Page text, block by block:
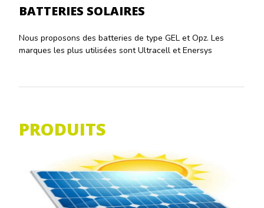
BATTERIES SOLAIRES
Nous proposons des batteries de type GEL et Opz. Les
marques les plus utilisées sont Ultracell et Enersys
PRODUITS